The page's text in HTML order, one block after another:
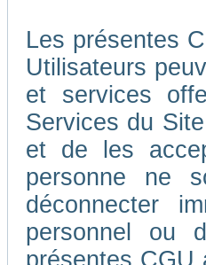
Les présentes
Utilisateurs
et services
Services du
et de les
personne ne
déconnecter
personnel ou
présentes CGU